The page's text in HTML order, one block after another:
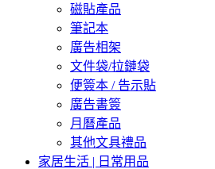
磁貼產品
筆記本
廣告相架
文件袋/拉鏈袋
便簽本 / 告示貼
廣告書簽
月曆產品
其他文具禮品
家居生活 | 日常用品